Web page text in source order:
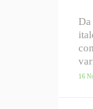
Da
16